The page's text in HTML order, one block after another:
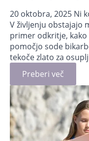
20 oktobra, 2025 Ni
V življenju obstajajo
primer odkritje, kako
pomočjo sode
tekoče zlato za
Preberi več